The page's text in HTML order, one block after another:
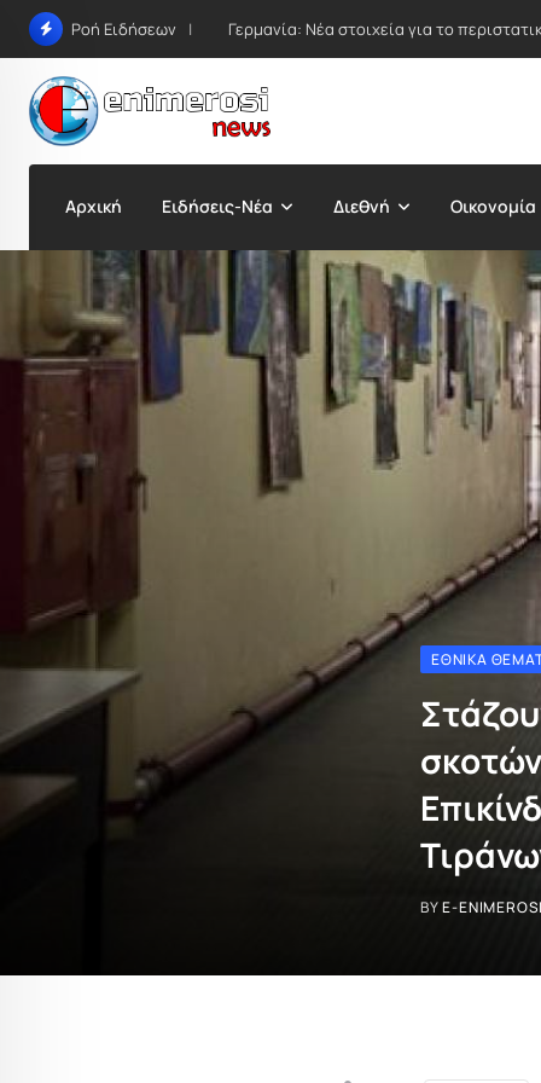
Skip
content
Ροή Ειδήσεων Γερμανία: Νέα στοιχεία για το
Αρχική Ειδήσεις-Νέα Διεθνή Οικονομία
ΕΘΝΙΚΆ
BYE-ENIMEROSI